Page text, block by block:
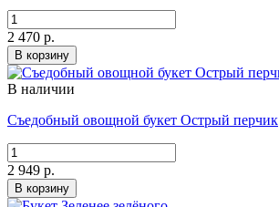
2 470 р.
В корзину
В наличии
Съедобный овощной букет Острый перчик
2 949 р.
В корзину